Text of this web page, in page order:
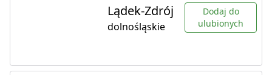
Lądek-Zdrój
dolnośląskie
Dodaj do
ulubionych